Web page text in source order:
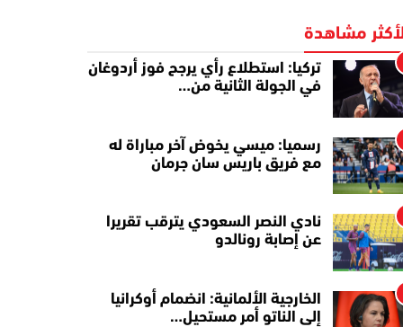
مشاهدة
تركيا: استطلاع رأي يرجح فوز أردوغان
في الجولة الثانية من…
رسميا: ميسي يخوض آخر مباراة له
مع فريق باريس سان جرمان
نادي النصر السعودي يترقب تقريرا
عن إصابة رونالدو
الخارجية الألمانية: انضمام أوكرانيا
إلى الناتو أمر مستحيل…